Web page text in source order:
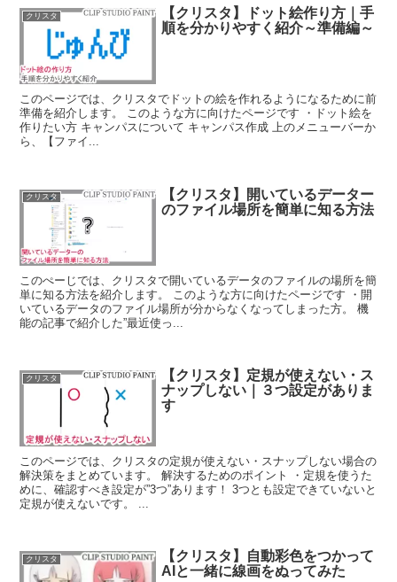
クリスタ
【クリスタ】ドット絵作り方｜手
順を分かりやすく紹介～準備編～
このページでは、クリスタでドットの絵を作れるようになるために前
準備を紹介します。 このような方に向けたページです ・ドット絵を
作りたい方 キャンパスについて キャンパス作成 上のメニューバーか
ら、【ファイ...
クリスタ
【クリスタ】開いているデーター
のファイル場所を簡単に知る方法
このぺーじでは、クリスタで開いているデータのファイルの場所を簡
単に知る方法を紹介します。 このような方に向けたページです ・開
いているデータのファイル場所が分からなくなってしまった方。 機
能の記事で紹介した”最近使っ...
クリスタ
【クリスタ】定規が使えない・ス
ナップしない｜３つ設定がありま
す
このページでは、クリスタの定規が使えない・スナップしない場合の
解決策をまとめています。 解決するためのポイント ・定規を使うた
めに、確認すべき設定が”3つ”あります！ 3つとも設定できていないと
定規が使えないです。 ...
クリスタ
【クリスタ】自動彩色をつかって
AIと一緒に線画をぬってみた